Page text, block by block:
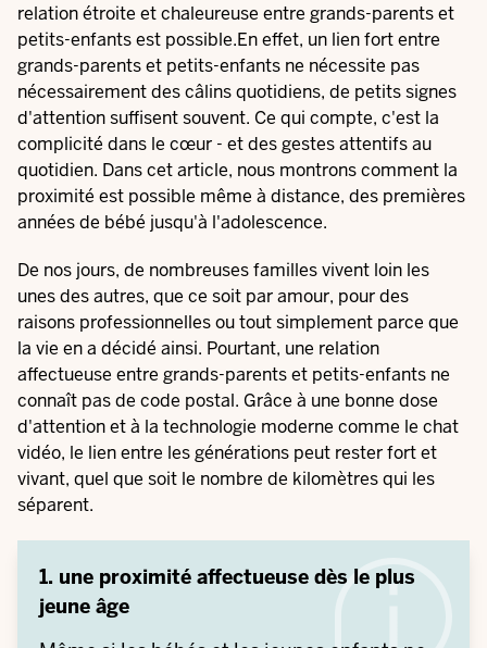
relation étroite et chaleureuse entre grands-parents et
petits-enfants est possible.En effet, un lien fort entre
grands-parents et petits-enfants ne nécessite pas
nécessairement des câlins quotidiens, de petits signes
d'attention suffisent souvent. Ce qui compte, c'est la
complicité dans le cœur - et des gestes attentifs au
quotidien. Dans cet article, nous montrons comment la
proximité est possible même à distance, des premières
années de bébé jusqu'à l'adolescence.
De nos jours, de nombreuses familles vivent loin les
unes des autres, que ce soit par amour, pour des
raisons professionnelles ou tout simplement parce que
la vie en a décidé ainsi. Pourtant, une relation
affectueuse entre grands-parents et petits-enfants ne
connaît pas de code postal. Grâce à une bonne dose
d'attention et à la technologie moderne comme le chat
vidéo, le lien entre les générations peut rester fort et
vivant, quel que soit le nombre de kilomètres qui les
séparent.
1. une proximité affectueuse dès le plus
jeune âge